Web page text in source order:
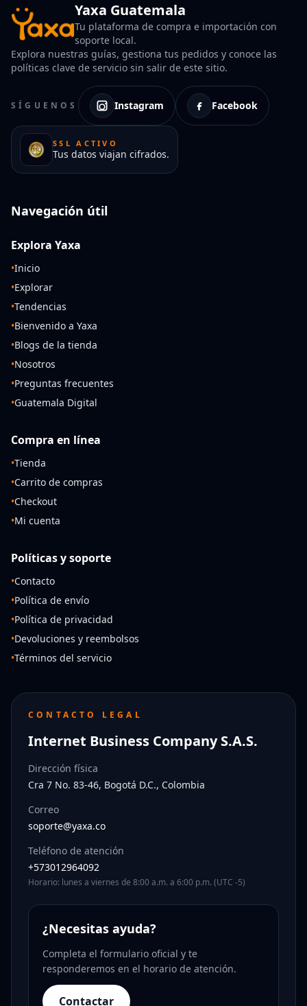
Yaxa Guatemala
Tu plataforma de compra e importación con
soporte local.
Explora nuestras guías, gestiona tus pedidos y conoce las
políticas clave de servicio sin salir de este sitio.
SÍGUENOS Instagram Facebook
SSL ACTIVO
Tus datos viajan cifrados.
Navegación útil
Explora Yaxa
•Inicio
•Explorar
•Tendencias
•Bienvenido a Yaxa
•Blogs de la tienda
•Nosotros
•Preguntas frecuentes
•Guatemala Digital
Compra en línea
•Tienda
•Carrito de compras
•Checkout
•Mi cuenta
Políticas y soporte
•Contacto
•Política de envío
•Política de privacidad
•Devoluciones y reembolsos
•Términos del servicio
CONTACTO LEGAL
Internet Business Company S.A.S.
Dirección física
Cra 7 No. 83-46, Bogotá D.C., Colombia
Correo
soporte@yaxa.co
Teléfono de atención
+573012964092
Horario: lunes a viernes de 8:00 a.m. a 6:00 p.m. (UTC -5)
¿Necesitas ayuda?
Completa el formulario oficial y te
responderemos en el horario de atención.
Contactar